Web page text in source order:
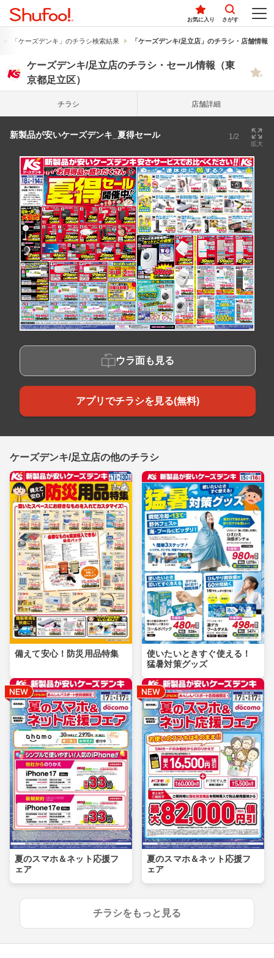
お気に入り さがす
「ケーズデンキ」のチラシ検索結果 「ケーズデンキ/足立店」のチラシ・店舗情報
ケーズデンキ/足立店のチラシ・セール情報（東
京都足立区）
チラシ 店舗詳細
新製品が安いケーズデンキ_夏得セール 1/2
拡大
ウラ面も見る
アプリでチラシを見る(無料)
ケーズデンキ/足立店の他のチラシ
備えて安心！防災用品特集
使いたいときすぐ使える！
猛暑対策グッズ
夏のスマホ＆ネット応援フ
ェア
夏のスマホ＆ネット応援フ
ェア
チラシをもっと見る